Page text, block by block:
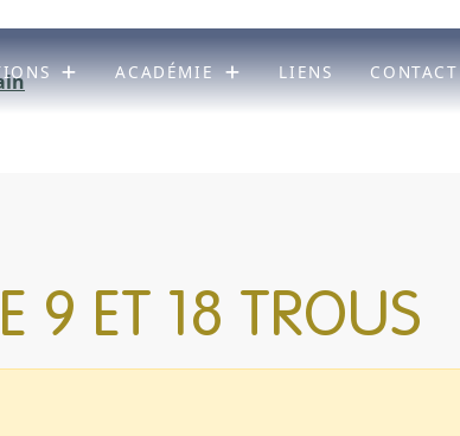
ACADÉMIE LIENS CONTACT
9 ET 18 TROUS